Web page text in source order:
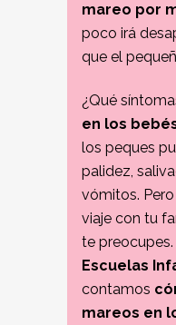
mareo por
poco irá
que el
¿Qué
en los
los peques
palidez,
vómitos.
viaje con tu
te
Escuelas
contamos
mareos en